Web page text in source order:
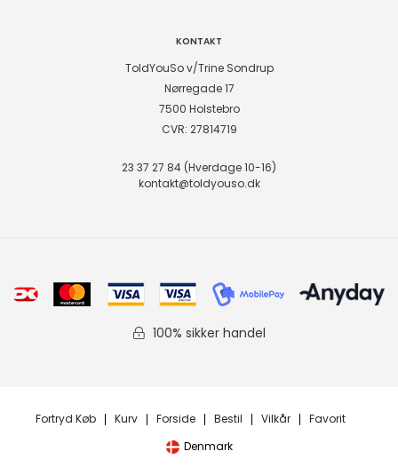
KONTAKT
ToldYouSo v/Trine Sondrup
Nørregade 17
7500 Holstebro
CVR: 27814719
23 37 27 84 (Hverdage 10-16)
kontakt@toldyouso.dk
100% sikker handel
Fortryd Køb Kurv Forside Bestil Vilkår
Favorit
Denmark